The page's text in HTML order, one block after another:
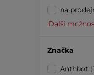
na
Další
Značka
Anthbot